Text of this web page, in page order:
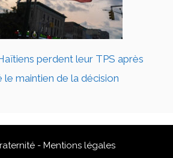
perdent leur TPS après
le maintien de la décision
- Mentions légales